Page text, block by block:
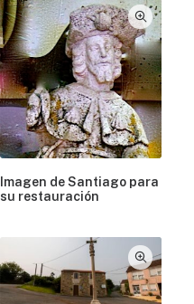
Imagen de Santiago para
su restauración